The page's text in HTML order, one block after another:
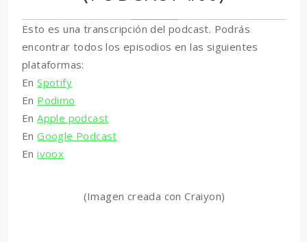
Esto es una transcripción del podcast. Podrás
encontrar todos los episodios en las siguientes
plataformas:
EnSpotify
En Podimo
EnApple podcast
EnGoogle Podcast
Enivoox
(Imagen creada con Craiyon)